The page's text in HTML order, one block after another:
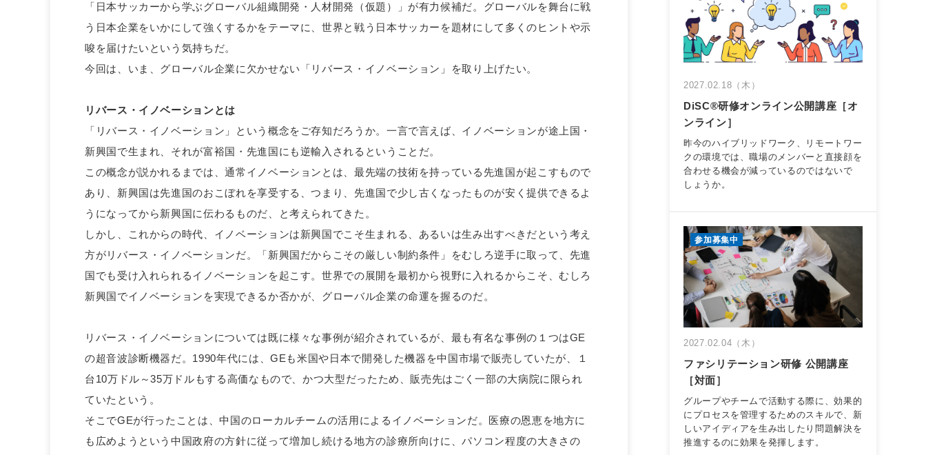
「日本サッカーから学ぶグローバル組織開発・人材開発（仮題）」が有力候補だ。グローバルを舞台に戦
う日本企業をいかにして強くするかをテーマに、世界と戦う日本サッカーを題材にして多くのヒントや示
唆を届けたいという気持ちだ。
今回は、いま、グローバル企業に欠かせない「リバース・イノベーション」を取り上げたい。
リバース・イノベーションとは
「リバース・イノベーション」という概念をご存知だろうか。一言で言えば、イノベーションが途上国・
新興国で生まれ、それが富裕国・先進国にも逆輸入されるということだ。
この概念が説かれるまでは、通常イノベーションとは、最先端の技術を持っている先進国が起こすもので
あり、新興国は先進国のおこぼれを享受する、つまり、先進国で少し古くなったものが安く提供できるよ
うになってから新興国に伝わるものだ、と考えられてきた。
しかし、これからの時代、イノベーションは新興国でこそ生まれる、あるいは生み出すべきだという考え
方がリバース・イノベーションだ。「新興国だからこその厳しい制約条件」をむしろ逆手に取って、先進
国でも受け入れられるイノベーションを起こす。世界での展開を最初から視野に入れるからこそ、むしろ
新興国でイノベーションを実現できるか否かが、グローバル企業の命運を握るのだ。
リバース・イノベーションについては既に様々な事例が紹介されているが、最も有名な事例の１つはGE
の超音波診断機器だ。1990年代には、GEも米国や日本で開発した機器を中国市場で販売していたが、１
台10万ドル～35万ドルもする高価なもので、かつ大型だったため、販売先はごく一部の大病院に限られ
ていたという。
そこでGEが行ったことは、中国のローカルチームの活用によるイノベーションだ。医療の恩恵を地方に
も広めようという中国政府の方針に従って増加し続ける地方の診療所向けに、パソコン程度の大きさの
2027.02.18（木）
DiSC®︎研修オンライン公開講座［オ
ンライン］
昨今のハイブリッドワーク、リモートワー
クの環境では、職場のメンバーと直接顔を
合わせる機会が減っているのではないで
しょうか。
参加募集中
2027.02.04（木）
ファシリテーション研修 公開講座
［対面］
グループやチームで活動する際に、効果的
にプロセスを管理するためのスキルで、新
しいアイディアを生み出したり問題解決を
推進するのに効果を発揮します。